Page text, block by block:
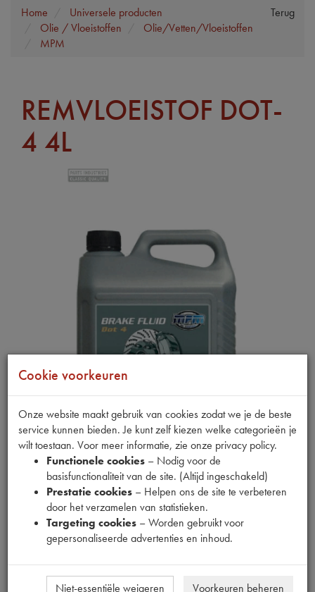
Terug
Home
Universele producten
Olie / Vloeistoffen
Olie/Vetten/Vloeistoffen
MPM
REMVLOEISTOF DOT-
4 4L
Fabrikant
MPM
Productnummer
1912025
Prijs
46,94
Bestel
Cookie voorkeuren
Onze website maakt gebruik van cookies zodat we je de beste
service kunnen bieden. Je kunt zelf kiezen welke categorieën je
wilt toestaan. Voor meer informatie, zie onze privacy policy.
Functionele cookies – Nodig voor de
basisfunctionaliteit van de site. (Altijd ingeschakeld)
Prestatie cookies – Helpen ons de site te verbeteren
door het verzamelen van statistieken.
Targeting cookies – Worden gebruikt voor
gepersonaliseerde advertenties en inhoud.
Niet-essentiële weigeren
Voorkeuren beheren